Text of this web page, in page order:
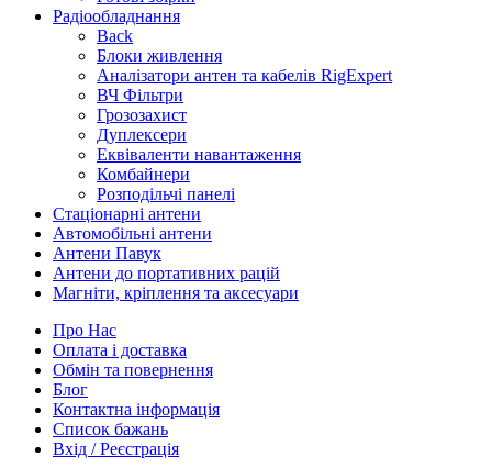
Радіообладнання
Back
Блоки живлення
Аналізатори антен та кабелів RigExpert
ВЧ Фільтри
Грозозахист
Дуплексери
Еквіваленти навантаження
Комбайнери
Розподільчі панелі
Стаціонарні антени
Автомобільні антени
Антени Павук
Антени до портативних рацій
Магніти, кріплення та аксесуари
Про Нас
Оплата і доставка
Обмін та повернення
Блог
Контактна інформація
Список бажань
Вхід / Реєстрація